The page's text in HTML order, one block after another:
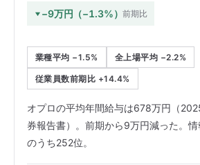
−9万円（−1.3%）前期比
業種平均 −1.5% 全上場平均 −2.2%
従業員数前期比 +14.4%
オプロの平均年間給与は678万円（
券報告書）。前期から9万円減った。
のうち252位。